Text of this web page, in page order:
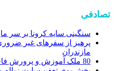
تصادفی
سنگینی سایه کرونا بر سر
پرهیز از سفر‌های غیر
مازندران
80 ملک آموزش و پرورش فاقد سند و در تعرض هستند